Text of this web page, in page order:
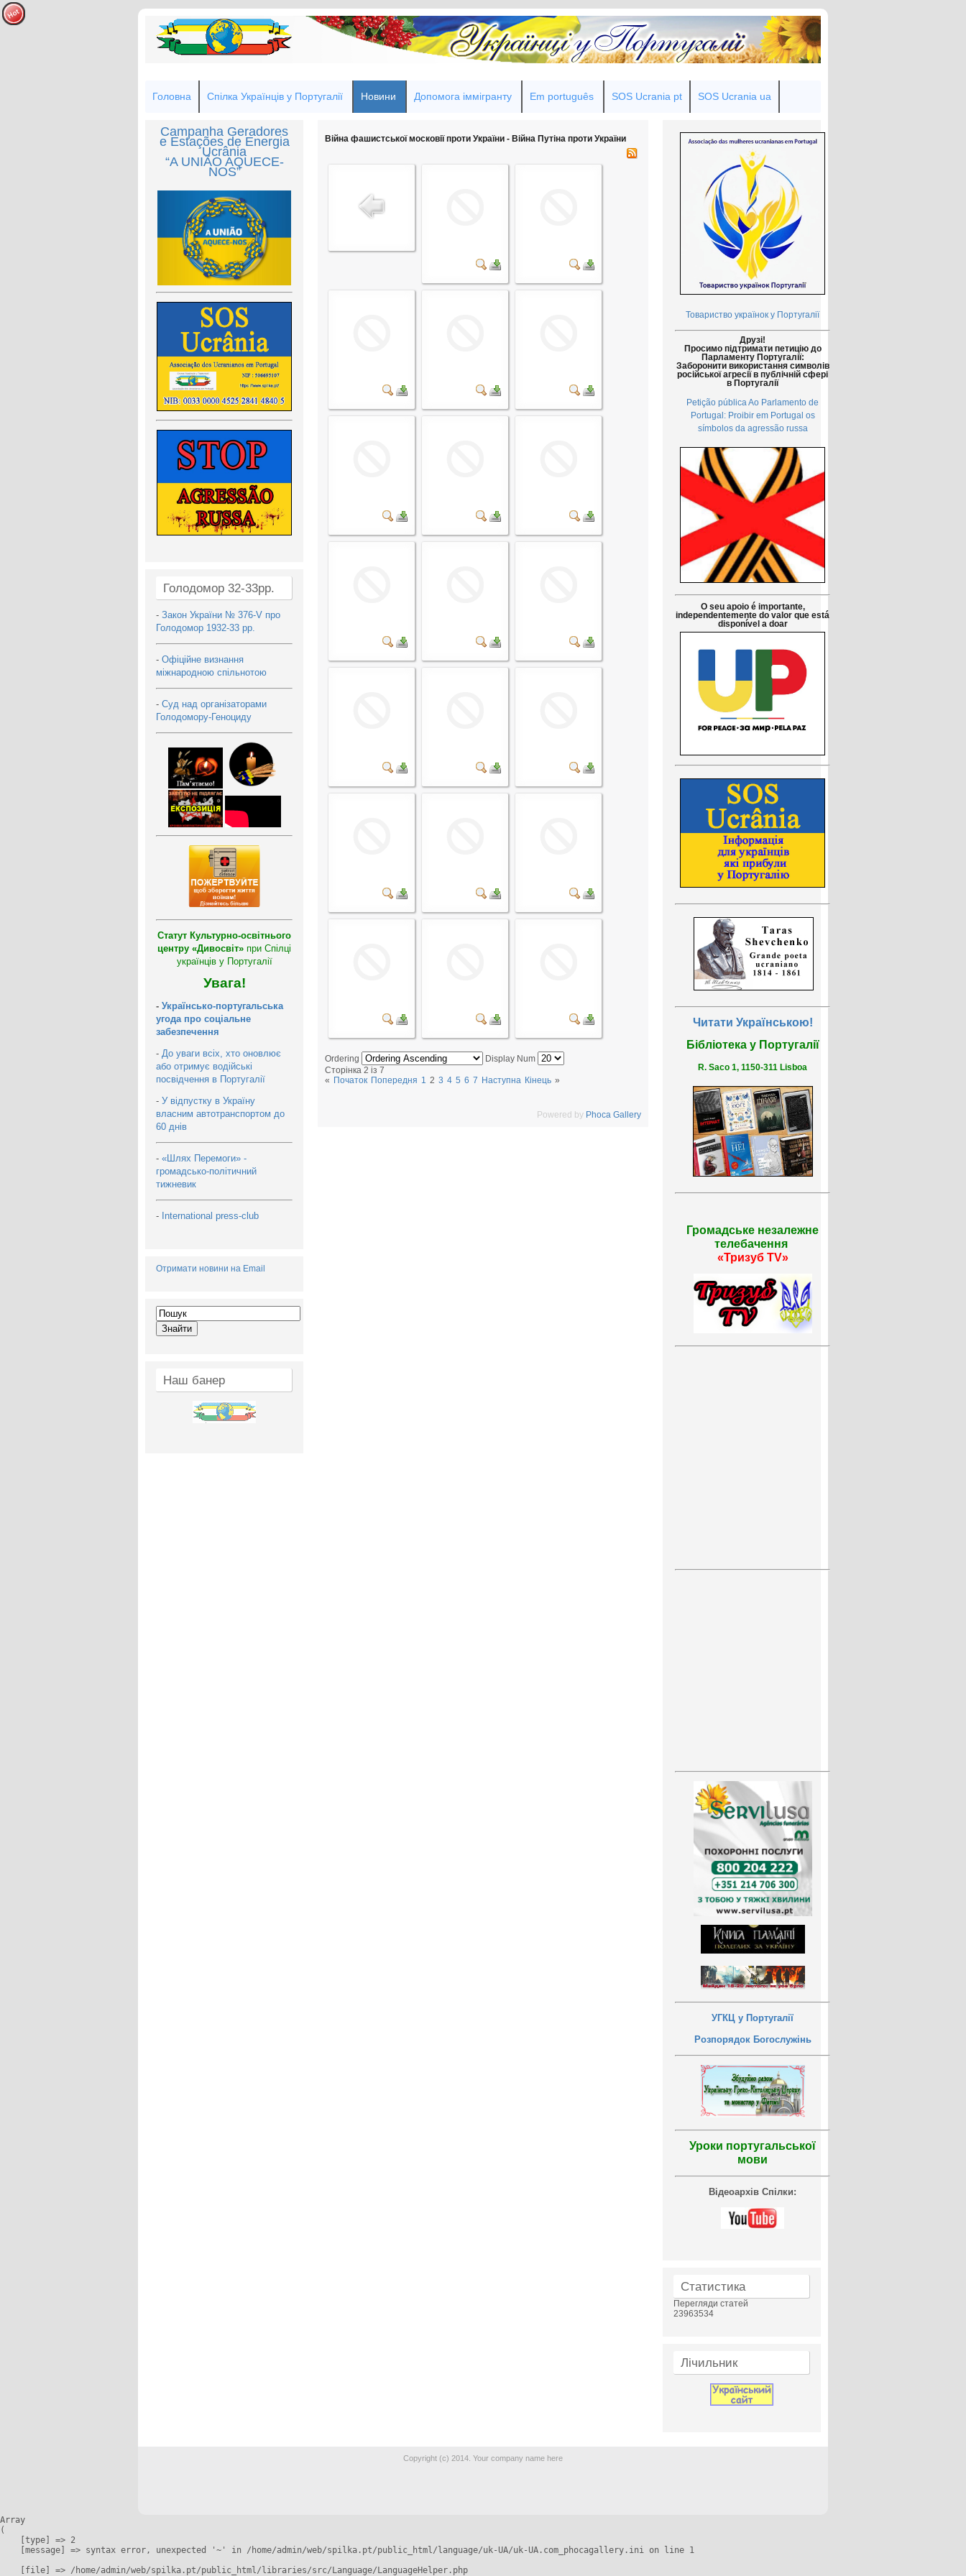
Головна Спілка Українців у Португалії Новини Допомога іммігранту Em português SOS Ucrania pt SOS Ucrania ua
Campanha Geradores
e Estações de Energia
Ucrânia
“A UNIÃO AQUECE-
NOS”
Голодомор 32-33рр.
- Закон України № 376-V про
Голодомор 1932-33 рр.
- Офіційне визнання
міжнародною спільнотою
- Суд над організаторами
Голодомору-Геноциду
Статут Культурно-освітнього
центру «Дивосвіт» при Спілці
українців у Португалії
Увага!
- Українсько-португальська
угода про соціальне
забезпечення
- До уваги всіх, хто оновлює
або отримує водійські
посвідчення в Португалії
- У відпустку в Україну
власним автотранспортом до
60 днів
- «Шлях Перемоги» -
громадсько-політичний
тижневик
- International press-club
Отримати новини на Email
Наш банер
Війна фашистської московії проти України - Війна Путіна проти України
Ordering
Display Num
Сторінка 2 із 7
« Початок Попередня 1 2 3 4 5 6 7 Наступна Кінець »
Powered by Phoca Gallery
Товариство українок у Португалії
Друзі!
Просимо підтримати петицію до
Парламенту Португалії:
Заборонити використання символів
російської агресії в публічній сфері
в Португалії
Petição pública Ao Parlamento de
Portugal: Proibir em Portugal os
símbolos da agressão russa
O seu apoio é importante,
independentemente do valor que está
disponível a doar
Читати Українською!
Бібліотека у Португалії
R. Saco 1, 1150-311 Lisboa
Громадське незалежне
телебачення
«Тризуб TV»
УГКЦ у Португалії
Розпорядок Богослужінь
Уроки португальської
мови
Відеоархів Спілки:
Статистика
Перегляди статей
23963534
Лічильник
Copyright (c) 2014. Your company name here
Array
(
    [type] => 2
    [message] => syntax error, unexpected '~' in /home/admin/web/spilka.pt/public_html/language/uk-UA/uk-UA.com_phocagallery.ini on line 1
    [file] => /home/admin/web/spilka.pt/public_html/libraries/src/Language/LanguageHelper.php